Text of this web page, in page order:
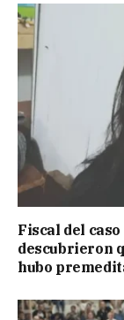
Fiscal del
descubrieron
hubo